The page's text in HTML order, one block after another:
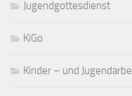
Jugendgottesdienst
KiGo
Kinder – und